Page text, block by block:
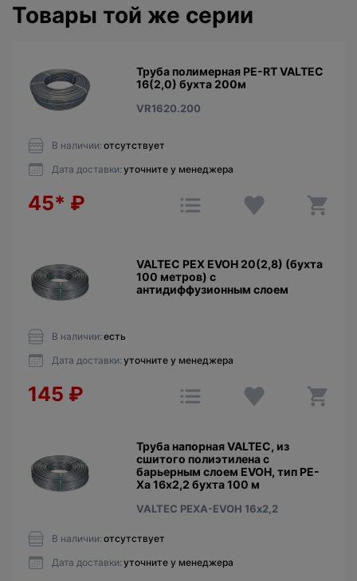
Товары той же серии
Труба полимерная PE-RT VALTEC
16(2,0) бухта 200м
VR1620.200
В наличии: отсутствует
Дата доставки: уточните у менеджера
45* ₽
VALTEC PEX EVOH 20(2,8) (бухта
100 метров) c
антидиффузионным слоем
В наличии: есть
Дата доставки: уточните у менеджера
145 ₽
Труба напорная VALTEC, из
сшитого полиэтилена с
барьерным слоем EVOH, тип PE-
Xa 16х2,2 бухта 100 м
VALTEC PEXA-EVOH 16х2,2
В наличии: отсутствует
Дата доставки: уточните у менеджера